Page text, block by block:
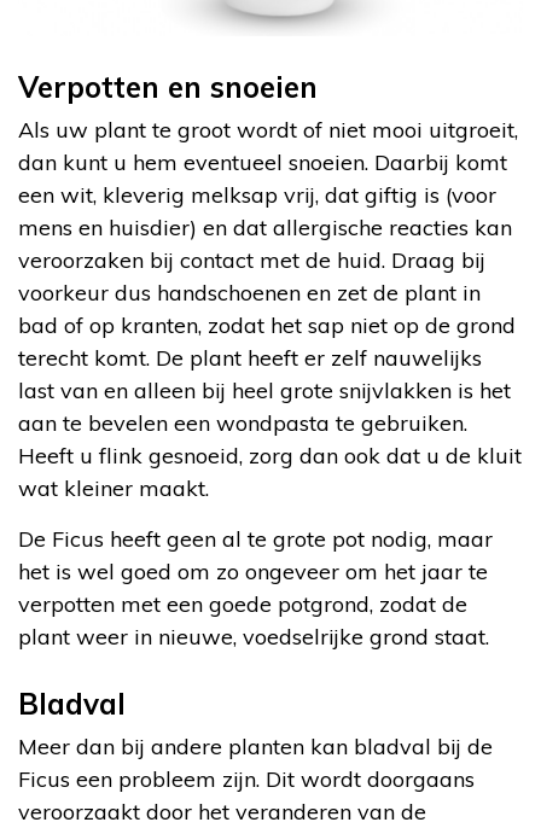
Verpotten en snoeien
Als uw plant te groot wordt of niet mooi uitgroeit,
dan kunt u hem eventueel snoeien. Daarbij komt
een wit, kleverig melksap vrij, dat giftig is (voor
mens en huisdier) en dat allergische reacties kan
veroorzaken bij contact met de huid. Draag bij
voorkeur dus handschoenen en zet de plant in
bad of op kranten, zodat het sap niet op de grond
terecht komt. De plant heeft er zelf nauwelijks
last van en alleen bij heel grote snijvlakken is het
aan te bevelen een wondpasta te gebruiken.
Heeft u flink gesnoeid, zorg dan ook dat u de kluit
wat kleiner maakt.
De Ficus heeft geen al te grote pot nodig, maar
het is wel goed om zo ongeveer om het jaar te
verpotten met een goede potgrond, zodat de
plant weer in nieuwe, voedselrijke grond staat.
Bladval
Meer dan bij andere planten kan bladval bij de
Ficus een probleem zijn. Dit wordt doorgaans
veroorzaakt door het veranderen van de